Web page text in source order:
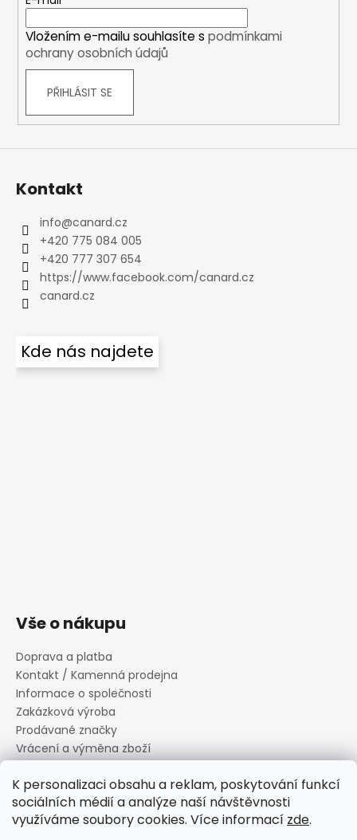
K personalizaci obsahu a reklam, poskytování funkcí
sociálních médií a analýze naší návštěvnosti
využíváme soubory cookies. Více informací zde.
Vložením e-mailu souhlasíte s podmínkami
ochrany osobních údajů
PŘIHLÁSIT SE
Kontakt
info@canard.cz
+420 775 084 005
+420 777 307 654
https://www.facebook.com/canard.cz
canard.cz
Kde nás najdete
Vše o nákupu
Doprava a platba
Kontakt / Kamenná prodejna
Informace o společnosti
Zakázková výroba
Prodávané značky
Vrácení a výměna zboží
Informace o souborech cookies
Reklamační řád
Obchodní podmínky